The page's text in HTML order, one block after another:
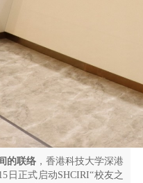
的联络 ，香港科技大学深港
日正式启动SHCIRI“校友之